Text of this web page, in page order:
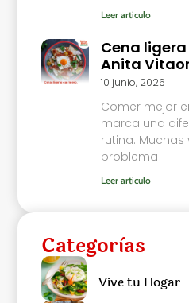
Leer articulo
Cena
Anita
10 junio, 2026
Comer mejor
marca una
rutina. Muchas
problema
Leer articulo
Categorìas
Vive tu Hogar